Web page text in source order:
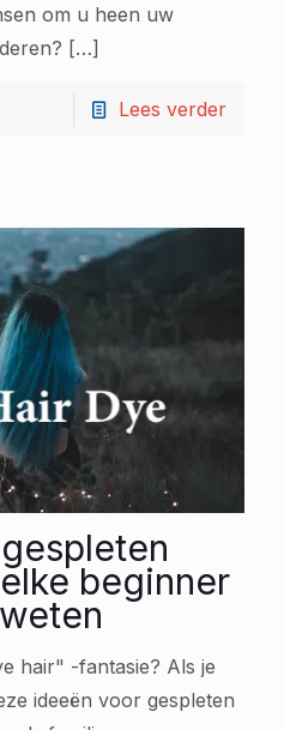
om u heen uw
[…]
Lees verder
beginner
hair" -fantasie? Als je
ideeën voor gespleten